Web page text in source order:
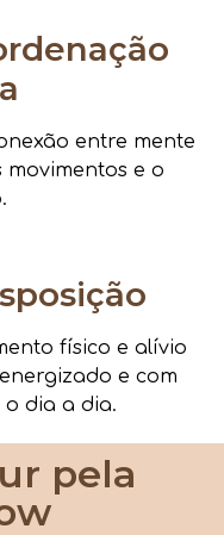
entre mente
e o
físico e alívio
e com
dia a dia.
pela